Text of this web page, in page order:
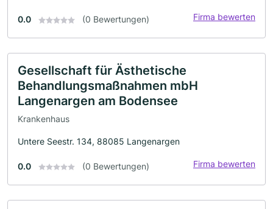
0.0 (0 Bewertungen) Firma bewerten
Gesellschaft für Ästhetische
Behandlungsmaßnahmen mbH
Langenargen am Bodensee
Krankenhaus
Untere Seestr. 134, 88085 Langenargen
0.0 (0 Bewertungen) Firma bewerten